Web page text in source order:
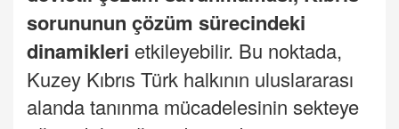
sorununun çözüm sürecindeki
dinamikleri etkileyebilir. Bu noktada,
Kuzey Kıbrıs Türk halkının uluslararası
alanda tanınma mücadelesinin sekteye